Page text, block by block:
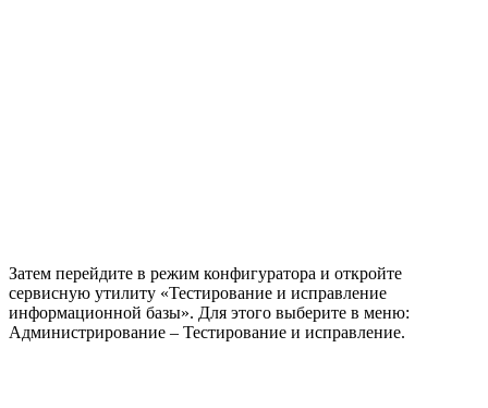
Затем перейдите в режим конфигуратора и откройте
сервисную утилиту «Тестирование и исправление
информационной базы». Для этого выберите в меню:
Администрирование – Тестирование и исправление.